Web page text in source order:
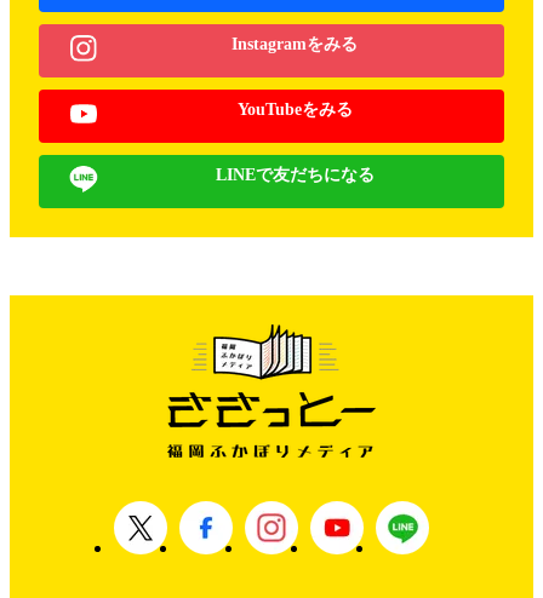
Instagramをみる
YouTubeをみる
LINEで友だちになる